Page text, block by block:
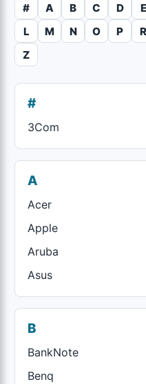
# A B C D E
L
M N O P R
Z
#
3Com
A
Acer
Apple
Aruba
Asus
B
BankNote
Benq